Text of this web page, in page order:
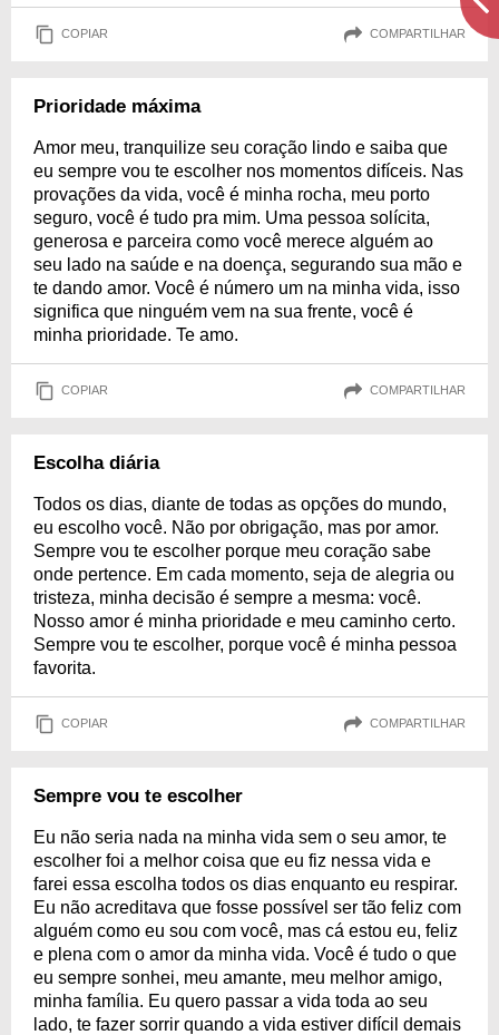
COPIAR COMPARTILHAR
Prioridade máxima
Amor meu, tranquilize seu coração lindo e saiba que
eu sempre vou te escolher nos momentos difíceis. Nas
provações da vida, você é minha rocha, meu porto
seguro, você é tudo pra mim. Uma pessoa solícita,
generosa e parceira como você merece alguém ao
seu lado na saúde e na doença, segurando sua mão e
te dando amor. Você é número um na minha vida, isso
significa que ninguém vem na sua frente, você é
minha prioridade. Te amo.
COPIAR COMPARTILHAR
Escolha diária
Todos os dias, diante de todas as opções do mundo,
eu escolho você. Não por obrigação, mas por amor.
Sempre vou te escolher porque meu coração sabe
onde pertence. Em cada momento, seja de alegria ou
tristeza, minha decisão é sempre a mesma: você.
Nosso amor é minha prioridade e meu caminho certo.
Sempre vou te escolher, porque você é minha pessoa
favorita.
COPIAR COMPARTILHAR
Sempre vou te escolher
Eu não seria nada na minha vida sem o seu amor, te
escolher foi a melhor coisa que eu fiz nessa vida e
farei essa escolha todos os dias enquanto eu respirar.
Eu não acreditava que fosse possível ser tão feliz com
alguém como eu sou com você, mas cá estou eu, feliz
e plena com o amor da minha vida. Você é tudo o que
eu sempre sonhei, meu amante, meu melhor amigo,
minha família. Eu quero passar a vida toda ao seu
lado, te fazer sorrir quando a vida estiver difícil demais